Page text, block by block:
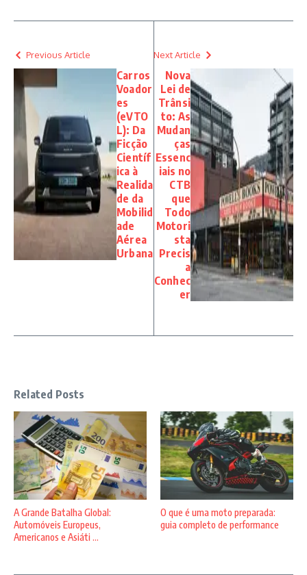
Previous Article
Carros
Voador
es
(eVTO
L): Da
Ficção
Científ
ica à
Realida
de da
Mobilid
ade
Aérea
Urbana
Next Article
Nova
Lei de
Trânsi
to: As
Mudan
ças
Essenc
iais no
CTB
que
Todo
Motori
sta
Precis
a
Conhec
er
Related Posts
A Grande Batalha Global:
Automóveis Europeus,
Americanos e Asiáti ...
O que é uma moto preparada:
guia completo de performance